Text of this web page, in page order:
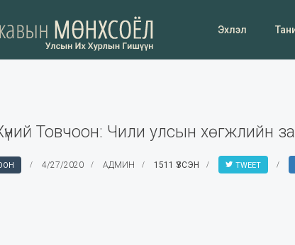
Эхлэл
Товчоон: Чили улсын хөгжлийн
4/27/2020 АДМИН 1511 ҮЗСЭН TWEET